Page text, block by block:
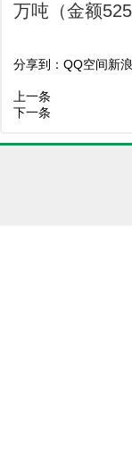
万吨（金额
分享到： QQ空间新
上一条
下一条